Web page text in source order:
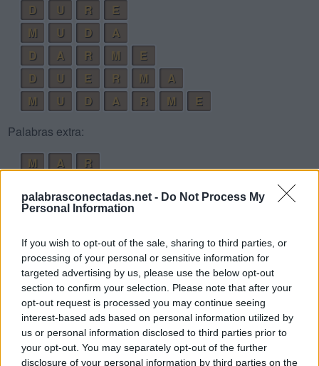
palabrasconectadas.net - Do Not Process My
Personal Information
If you wish to opt-out of the sale, sharing to third parties, or
processing of your personal or sensitive information for
targeted advertising by us, please use the below opt-out
section to confirm your selection. Please note that after your
opt-out request is processed you may continue seeing
interest-based ads based on personal information utilized by
us or personal information disclosed to third parties prior to
your opt-out. You may separately opt-out of the further
disclosure of your personal information by third parties on the
D
U R
E
M
U D
A
D
A R M
E
D
U E R M
A
M
U D A R M
E
Palabras extra:
M
A
R
R
E
A
A
M
E
A
R
E
M
E R
A
R
U D
A
M
U D
E